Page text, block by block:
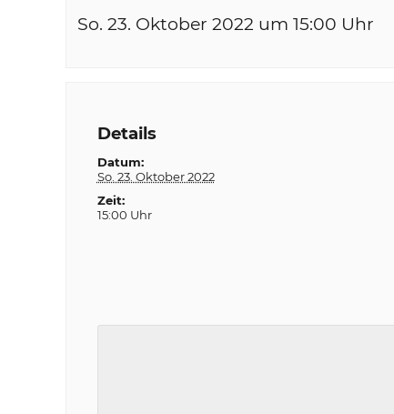
So. 23. Oktober 2022 um 15:00 Uhr
Details
Datum:
So. 23. Oktober 2022
Zeit:
15:00 Uhr